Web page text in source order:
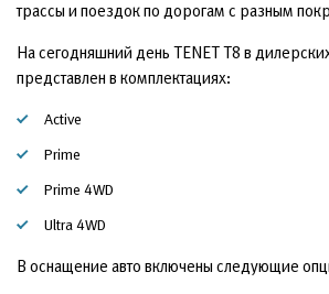
трассы и поездок по дорогам с разным
На сегодняшний день TENET T8 в
представлен в комплектациях:
Active
Prime
Prime 4WD
Ultra 4WD
В оснащение авто включены следующие